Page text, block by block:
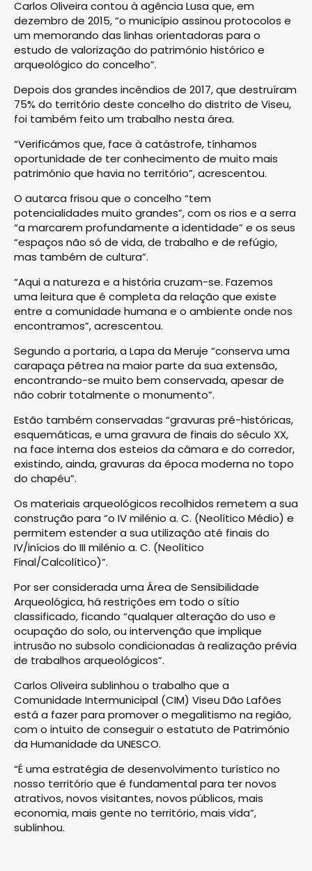
Carlos Oliveira contou à agência Lusa que, em
dezembro de 2015, “o município assinou protocolos e
um memorando das linhas orientadoras para o
estudo de valorização do património histórico e
arqueológico do concelho”.
Depois dos grandes incêndios de 2017, que destruíram
75% do território deste concelho do distrito de Viseu,
foi também feito um trabalho nesta área.
“Verificámos que, face à catástrofe, tínhamos
oportunidade de ter conhecimento de muito mais
património que havia no território”, acrescentou.
O autarca frisou que o concelho “tem
potencialidades muito grandes”, com os rios e a serra
“a marcarem profundamente a identidade” e os seus
“espaços não só de vida, de trabalho e de refúgio,
mas também de cultura”.
“Aqui a natureza e a história cruzam-se. Fazemos
uma leitura que é completa da relação que existe
entre a comunidade humana e o ambiente onde nos
encontramos”, acrescentou.
Segundo a portaria, a Lapa da Meruje “conserva uma
carapaça pétrea na maior parte da sua extensão,
encontrando-se muito bem conservada, apesar de
não cobrir totalmente o monumento”.
Estão também conservadas “gravuras pré-históricas,
esquemáticas, e uma gravura de finais do século XX,
na face interna dos esteios da câmara e do corredor,
existindo, ainda, gravuras da época moderna no topo
do chapéu”.
Os materiais arqueológicos recolhidos remetem a sua
construção para “o IV milénio a. C. (Neolítico Médio) e
permitem estender a sua utilização até finais do
IV/inícios do III milénio a. C. (Neolítico
Final/Calcolítico)”.
Por ser considerada uma Área de Sensibilidade
Arqueológica, há restrições em todo o sítio
classificado, ficando “qualquer alteração do uso e
ocupação do solo, ou intervenção que implique
intrusão no subsolo condicionadas à realização prévia
de trabalhos arqueológicos”.
Carlos Oliveira sublinhou o trabalho que a
Comunidade Intermunicipal (CIM) Viseu Dão Lafões
está a fazer para promover o megalitismo na região,
com o intuito de conseguir o estatuto de Património
da Humanidade da UNESCO.
“É uma estratégia de desenvolvimento turístico no
nosso território que é fundamental para ter novos
atrativos, novos visitantes, novos públicos, mais
economia, mais gente no território, mais vida”,
sublinhou.